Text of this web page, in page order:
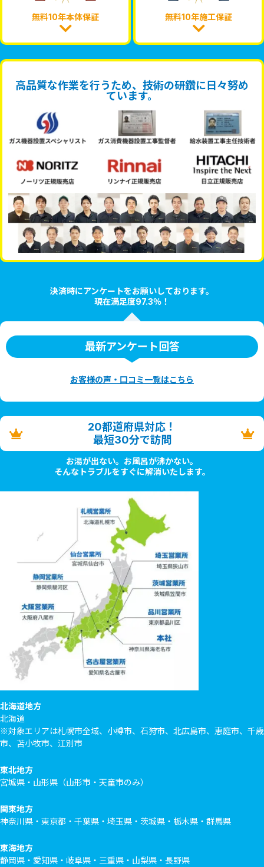
無料10年本体保証 無料10年施工保証
高品質な作業を行うため、技術の研鑽に日々努め
ています。
決済時にアンケートをお願いしております。
現在満足度97.3％！
最新アンケート回答
お客様の声・口コミ一覧はこちら
20都道府県対応！
最短30分で訪問
お湯が出ない。お風呂が沸かない。
そんなトラブルをすぐに解消いたします。
北海道地方
北海道
※対象エリアは札幌市全域、小樽市、石狩市、北広島市、恵庭市、千歳
市、苫小牧市、江別市
東北地方
宮城県・山形県（山形市・天童市のみ）
関東地方
神奈川県・東京都・千葉県・埼玉県・茨城県・栃木県・群馬県
東海地方
静岡県・愛知県・岐阜県・三重県・山梨県・長野県